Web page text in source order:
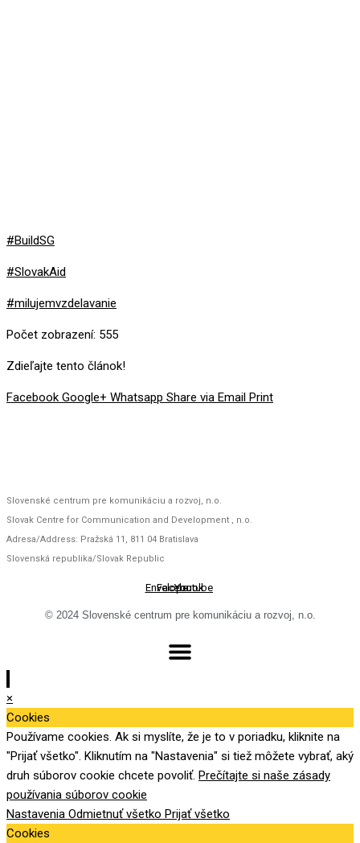
#BuildSG
#SlovakAid
#milujemvzdelavanie
Počet zobrazení: 555
Zdieľajte tento článok!
Facebook Google+ Whatsapp Share via Email Print
Slovenské centrum pre komunikáciu a rozvoj, n.o.
Slovak Centre for Communication and Development , n.o.
Adresa/Address: Pražská 11, 811 04 Bratislava
Slovenská republika/Slovak Republic
Envelope
Facebook
Youtube
© 2024 Slovenské centrum pre komunikáciu a rozvoj, n.o.
×
Cookies
Používame cookies. Ak si myslíte, že je to v poriadku, kliknite na
"Prijať všetko". Kliknutím na "Nastavenia" si tiež môžete vybrať, aký
druh súborov cookie chcete povoliť. Prečítajte si naše zásady
používania súborov cookie
Nastavenia Odmietnuť všetko Prijať všetko
Cookies